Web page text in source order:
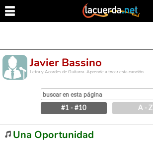
Javier Bassino
Letra y Acordes de Guitarra. Aprende a tocar esta canción
#1 - #10 A - Z
Una Oportunidad